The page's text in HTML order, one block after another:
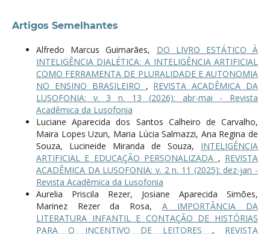
Artigos Semelhantes
Alfredo Marcus Guimarães, DO LIVRO ESTÁTICO À
INTELIGÊNCIA DIALÉTICA: A INTELIGÊNCIA ARTIFICIAL
COMO FERRAMENTA DE PLURALIDADE E AUTONOMIA
NO ENSINO BRASILEIRO , REVISTA ACADÊMICA DA
LUSOFONIA: v. 3 n. 13 (2026): abr-mai - Revista
Acadêmica da Lusofonia
Luciane Aparecida dos Santos Calheiro de Carvalho,
Maira Lopes Uzun, Maria Lúcia Salmazzi, Ana Regina de
Souza, Lucineide Miranda de Souza, INTELIGÊNCIA
ARTIFICIAL E EDUCAÇÃO PERSONALIZADA , REVISTA
ACADÊMICA DA LUSOFONIA: v. 2 n. 11 (2025): dez-jan -
Revista Acadêmica da Lusofonia
Aurelia Priscila Rezer, Josiane Aparecida Simões,
Marinez Rezer da Rosa, A IMPORTÂNCIA DA
LITERATURA INFANTIL E CONTAÇÃO DE HISTÓRIAS
PARA O INCENTIVO DE LEITORES , REVISTA